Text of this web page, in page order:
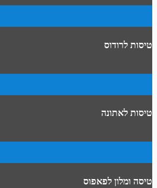
טיסות לרודוס
טיסות לאתונה
טיסה ומלון לפאפוס